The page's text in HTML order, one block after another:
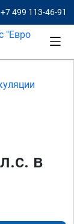
+7 499 113-46-91
в